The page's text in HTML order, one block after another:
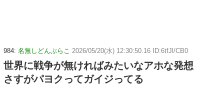
984: 名無しどんぶらこ 2026/05/20(水) 12:30:50.16 ID:6tfJl/CB0
世界に戦争が無ければみたいなアホな発想
さすがパヨクってガイジってる